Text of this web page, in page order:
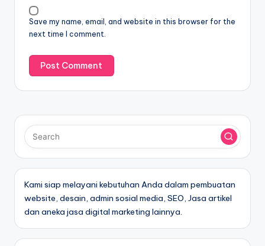
Save my name, email, and website in this browser for the
next time I comment.
Kami siap melayani kebutuhan Anda dalam pembuatan
website, desain, admin sosial media, SEO, Jasa artikel
dan aneka jasa digital marketing lainnya.